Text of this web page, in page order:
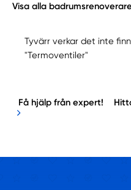
Visa alla badrumsrenoverare
Tyvärr verkar det inte
"Termoventiler"
Få hjälp från expert!